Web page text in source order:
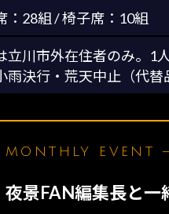
：28組 / 椅子席：10組
立川市外在住者のみ。1
雨決行・荒天中止（代替
MONTHLY EVENT
夜景FAN編集長と一